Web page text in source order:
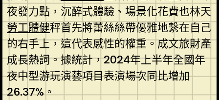
夜發力點，沉醉式體驗、場景化花費也林天
勞工體健秤首先將蕾絲絲帶優雅地繫在自己
的右手上，這代表感性的權重。成文旅財產
成長熱詞。據統計，2024年上半年全國年
夜中型游玩演藝項目表演場次同比增加
26.37%。